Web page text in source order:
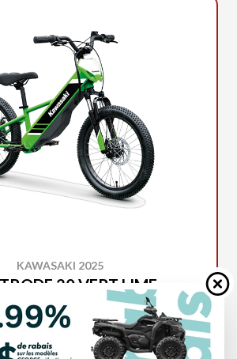
KAWASAKI 2025
20 VERT LIME